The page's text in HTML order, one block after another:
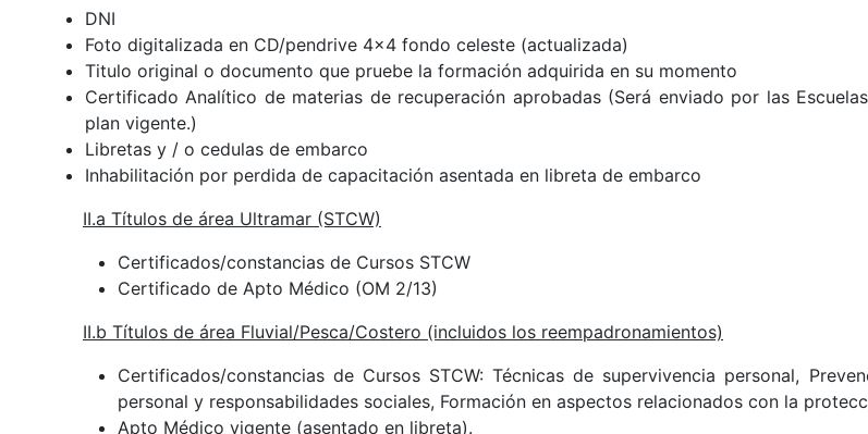
DNI
Foto digitalizada en CD/pendrive 4x4 fondo celeste (actualizada)
Titulo original o documento que pruebe la formación adquirida en su momento
Certificado Analítico de materias de recuperación aprobadas (Será enviado por las
plan vigente.)
Libretas y / o cedulas de embarco
Inhabilitación por perdida de capacitación asentada en libreta de embarco
II.a Títulos de área Ultramar (STCW)
Certificados/constancias de Cursos STCW
Certificado de Apto Médico (OM 2/13)
II.b Títulos de área Fluvial/Pesca/Costero (incluidos los reempadronamientos)
Certificados/constancias de Cursos STCW: Técnicas de supervivencia personal,
personal y responsabilidades sociales, Formación en aspectos relacionados con la
Apto Médico vigente (asentado en libreta).